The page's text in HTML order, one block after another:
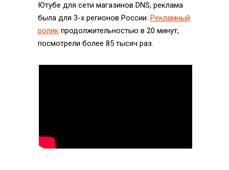
Ютубе для сети магазинов DNS, реклама
была для 3-х регионов России. Рекламный
ролик продолжительностью в 20 минут,
посмотрели более 85 тысяч раз.